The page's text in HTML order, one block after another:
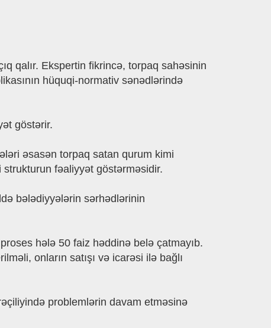
qalır. Ekspertin fikrincə, torpaq sahəsinin
hüquqi-normativ sənədlərində
göstərir.
əsasən torpaq satan qurum kimi
fəaliyyət göstərməsidir.
bələdiyyələrin sərhədlərinin
hələ 50 faiz həddinə belə çatmayıb.
onların satışı və icarəsi ilə bağlı
problemlərin davam etməsinə